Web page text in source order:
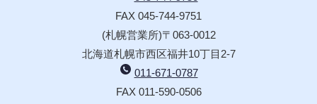
FAX 045-744-9751
(札幌営業所)〒063-0012
北海道札幌市西区福井10丁目2-7
011-671-0787
FAX 011-590-0506